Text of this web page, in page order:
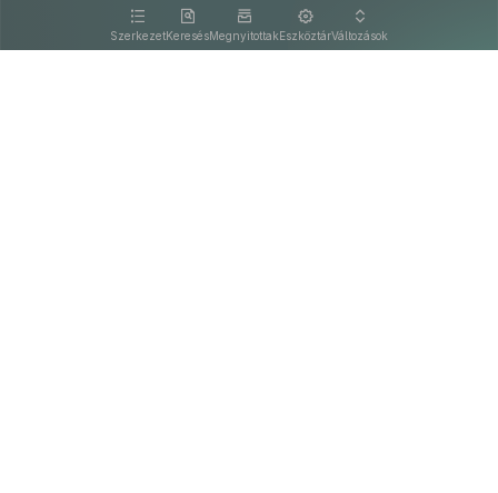
SzerkezetKeresésMegnyitottakEszköztárVáltozások
kattintva olvashat.